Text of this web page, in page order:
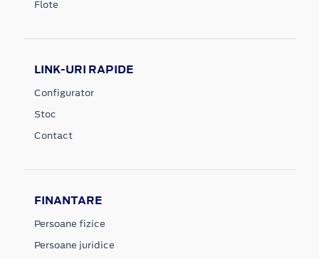
Flote
LINK-URI RAPIDE
Configurator
Stoc
Contact
FINANTARE
Persoane fizice
Persoane juridice